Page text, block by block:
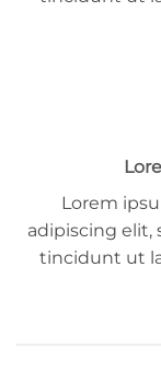
Lorem
adipiscing
tincidunt ut